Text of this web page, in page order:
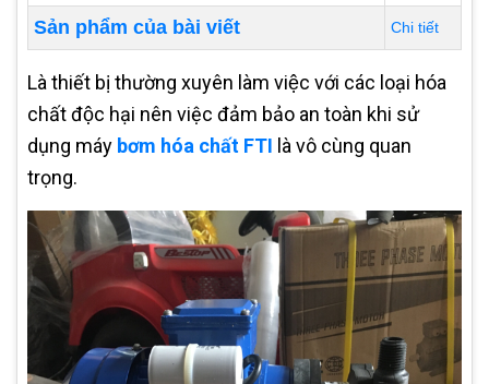
Sản phẩm của bài viết Chi tiết
Là thiết bị thường xuyên làm việc với các loại hóa
chất độc hại nên việc đảm bảo an toàn khi sử
dụng máy bơm hóa chất FTI là vô cùng quan
trọng.